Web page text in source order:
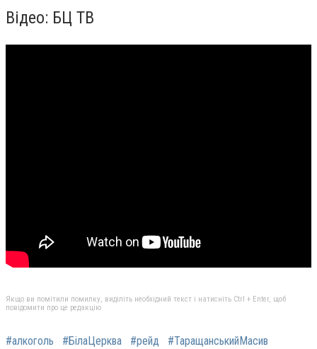
Відео: БЦ ТВ
Якщо ви помітили помилку, виділіть необхідний текст і натисніть Ctrl + Enter, щоб
повідомити про це редакцію
#алкоголь #БілаЦерква #рейд #ТаращанськийМасив